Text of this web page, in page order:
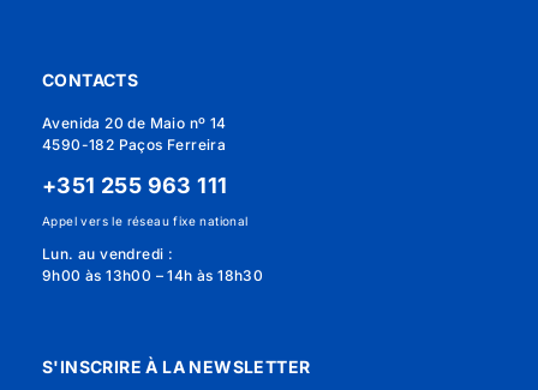
CONTACTS
Avenida 20 de Maio nº 14
4590-182 Paços Ferreira
+351 255 963 111
Appel vers le réseau fixe national
Lun. au vendredi :
9h00 às 13h00 – 14h às 18h30
S'INSCRIRE À LA NEWSLETTER